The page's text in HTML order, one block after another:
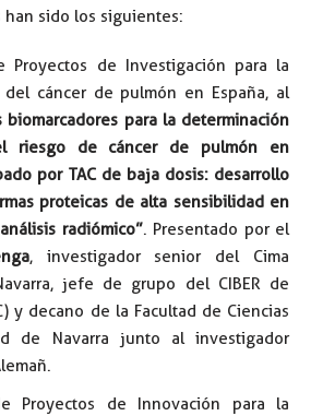
sido los siguientes:
Proyectos de Investigación para la
cáncer de pulmón en España, al
biomarcadores para la determinación
riesgo de cáncer de pulmón en
por TAC de baja dosis: desarrollo
proteicas de alta sensibilidad en
radiómico”. Presentado por el
, investigador senior del Cima
jefe de grupo del CIBER de
y decano de la Facultad de Ciencias
de Navarra junto al investigador
Proyectos de Innovación para la